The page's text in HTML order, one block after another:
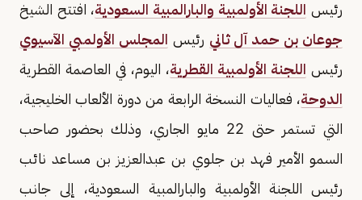
رئيس اللجنة الأولمبية والبارالمبية السعودية، افتتح الشيخ
جوعان بن حمد آل ثاني رئيس المجلس الأولمبي الآسيوي
رئيس اللجنة الأولمبية القطرية، اليوم، في العاصمة القطرية
الدوحة، فعاليات النسخة الرابعة من دورة الألعاب الخليجية،
التي تستمر حتى 22 مايو الجاري، وذلك بحضور صاحب
السمو الأمير فهد بن جلوي بن عبدالعزيز بن مساعد نائب
رئيس اللجنة الأولمبية والبارالمبية السعودية، إلى جانب